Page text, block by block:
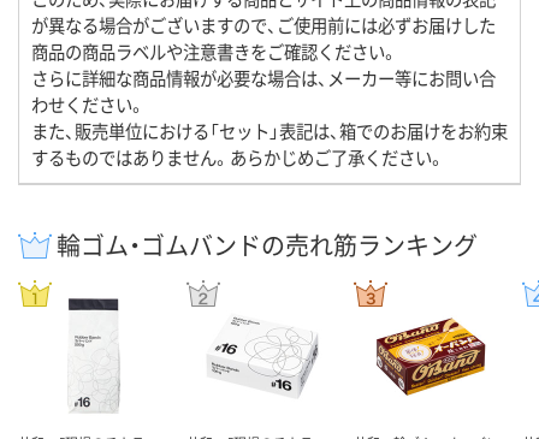
が異なる場合がございますので、ご使用前には必ずお届けした
商品の商品ラベルや注意書きをご確認ください。
さらに詳細な商品情報が必要な場合は、メーカー等にお問い合
わせください。
また、販売単位における「セット」表記は、箱でのお届けをお約束
するものではありません。あらかじめご了承ください。
輪ゴム・ゴムバンドの売れ筋ランキング